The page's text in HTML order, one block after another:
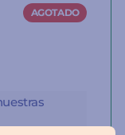
AGOTADO